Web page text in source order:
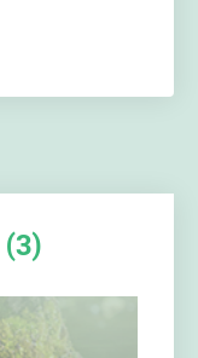
(3)